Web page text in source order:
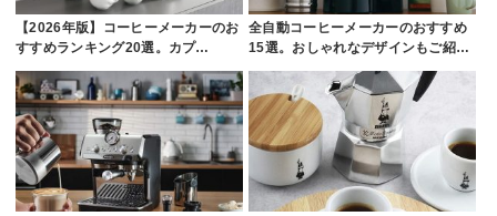
【2026年版】コーヒーメーカーのお
すすめランキング20選。カプ…
全自動コーヒーメーカーのおすすめ
15選。おしゃれなデザインもご紹…